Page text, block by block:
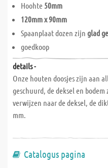
Hoohte 50mm
120mm x 90mm
Spaanplaat dozen zijn glad
goedkoop
details -
Onze houten doosjes zijn aan
geschuurd, de deksel en
verwijzen naar de deksel, de
mm.
Catalogus pagina